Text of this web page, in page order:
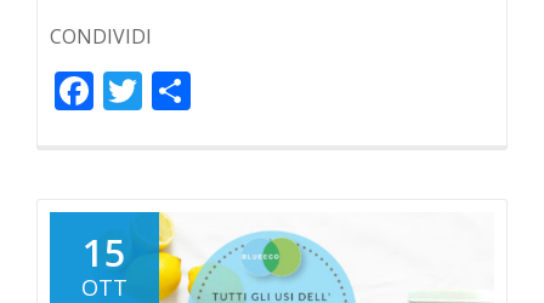
CONDIVIDI
FacebookTwitter
15
OTT